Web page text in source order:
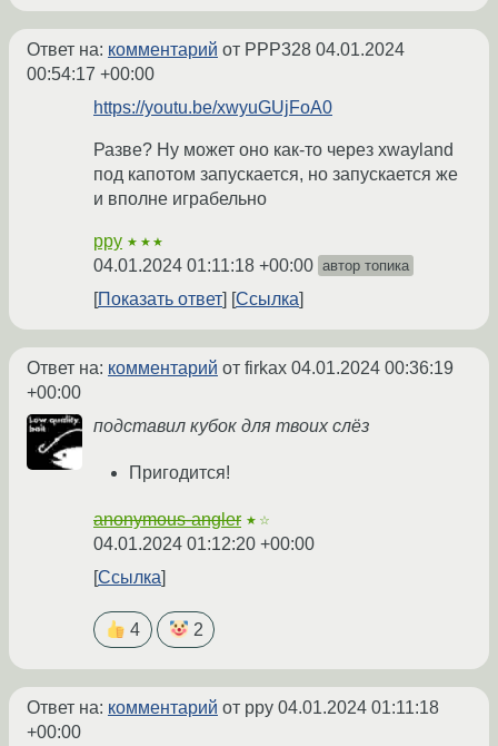
Ответ на: комментарий от PPP328 04.01.2024
00:54:17 +00:00
https://youtu.be/xwyuGUjFoA0
Разве? Ну может оно как-то через xwayland
под капотом запускается, но запускается же
и вполне играбельно
ppy ★★★
04.01.2024 01:11:18 +00:00 автор топика
Показать ответ Ссылка
Ответ на: комментарий от firkax 04.01.2024 00:36:19
+00:00
подставил кубок для твоих слёз
Пригодится!
anonymous-angler ★☆
04.01.2024 01:12:20 +00:00
Ссылка
4 2
Ответ на: комментарий от ppy 04.01.2024 01:11:18
+00:00